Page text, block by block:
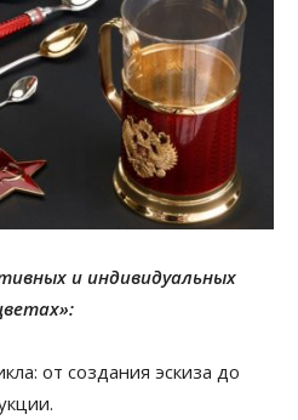
и индивидуальных
от создания эскиза до